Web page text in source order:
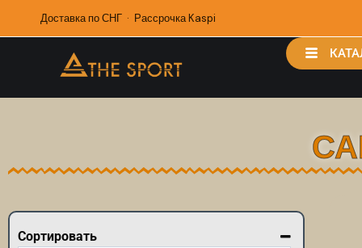
Доставка по СНГ · Рассрочка Kaspi
Сортировать